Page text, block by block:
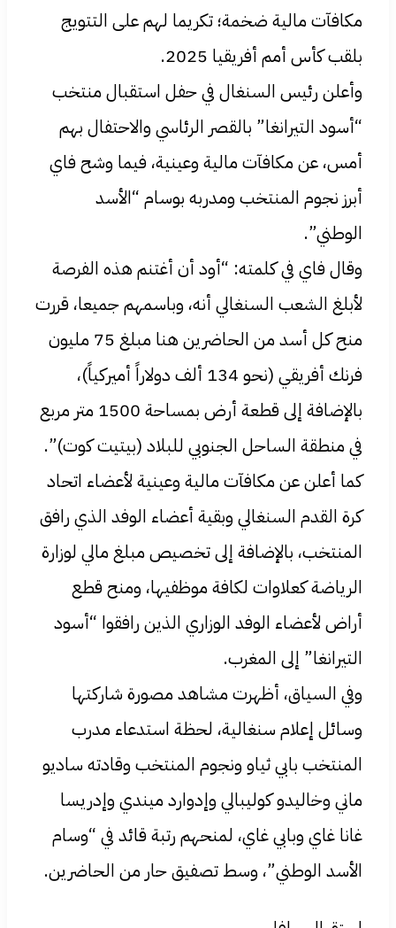
مكافآت مالية ضخمة؛ تكريما لهم على التتويج
بلقب كأس أمم أفريقيا 2025.
وأعلن رئيس السنغال في حفل استقبال منتخب
“أسود التيرانغا” بالقصر الرئاسي والاحتفال بهم
أمس، عن مكافآت مالية وعينية، فيما وشح فاي
أبرز نجوم المنتخب ومدربه بوسام “الأسد
الوطني”.
وقال فاي في كلمته: “أود أن أغتنم هذه الفرصة
لأبلغ الشعب السنغالي أنه، وباسمهم جميعا، قررت
منح كل أسد من الحاضرين هنا مبلغ 75 مليون
فرنك أفريقي (نحو 134 ألف دولاراً أميركياً)،
بالإضافة إلى قطعة أرض بمساحة 1500 متر مربع
في منطقة الساحل الجنوبي للبلاد (بيتيت كوت)”.
كما أعلن عن مكافآت مالية وعينية لأعضاء اتحاد
كرة القدم السنغالي وبقية أعضاء الوفد الذي رافق
المنتخب، بالإضافة إلى تخصيص مبلغ مالي لوزارة
الرياضة كعلاوات لكافة موظفيها، ومنح قطع
أراض لأعضاء الوفد الوزاري الذين رافقوا “أسود
التيرانغا” إلى المغرب.
وفي السياق، أظهرت مشاهد مصورة شاركتها
وسائل إعلام سنغالية، لحظة استدعاء مدرب
المنتخب بابي ثياو ونجوم المنتخب وقادته ساديو
ماني وخاليدو كوليبالي وإدوارد ميندي وإدريسا
غانا غاي وبابي غاي، لمنحهم رتبة قائد في “وسام
الأسد الوطني”، وسط تصفيق حار من الحاضرين.